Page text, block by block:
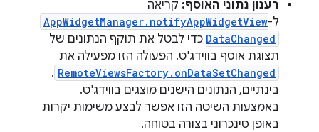
רענון נתוני האוסף: קריאה
ל-AppWidgetManager.notifyAppWidgetView
DataChanged כדי לבטל את תוקף הנתונים של
תצוגת אוסף בווידג'ט. הפעולה הזו מפעילה את
RemoteViewsFactory.onDataSetChanged
.
בינתיים, הנתונים הישנים מוצגים בווידג'ט.
באמצעות השיטה הזו אפשר לבצע משימות יקרות
באופן סינכרוני בצורה בטוחה.